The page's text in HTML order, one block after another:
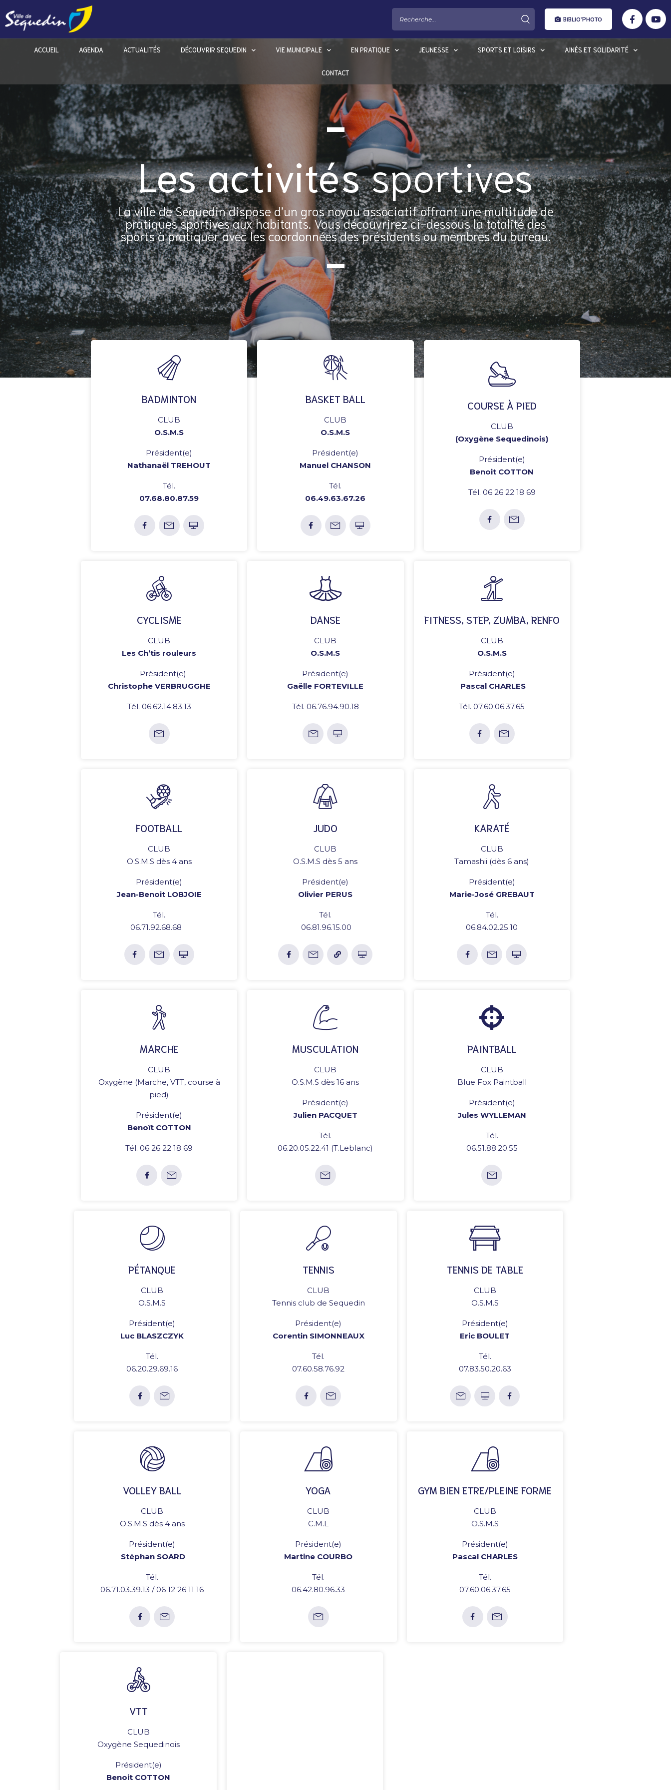
BIBLIO'PHOTO
ACCUEIL AGENDA ACTUALITÉS DÉCOUVRIR SEQUEDIN VIE MUNICIPALE EN PRATIQUE JEUNESSE SPORTS ET LOISIRS AINÉS ET SOLIDARITÉ
CONTACT
Les activitéssportives
La ville de Sequedin dispose d’un gros noyau associatif offrant une multitude de
pratiques sportives aux habitants. Vous découvrirez ci-dessous la totalité des
sports à pratiquer avec les coordonnées des présidents ou membres du bureau.
BADMINTON
CLUB
O.S.M.S
Président(e)
Nathanaël TREHOUT
Tél.
07.68.80.87.59
BASKET BALL
CLUB
O.S.M.S
Président(e)
Manuel CHANSON
Tél.
06.49.63.67.26
COURSE À PIED
CLUB
(Oxygène Sequedinois)
Président(e)
Benoit COTTON
Tél. 06 26 22 18 69
CYCLISME
CLUB
Les Ch’tis rouleurs
Président(e)
Christophe VERBRUGGHE
Tél. 06.62.14.83.13
DANSE
CLUB
O.S.M.S
Président(e)
Gaëlle FORTEVILLE
Tél. 06.76.94.90.18
FITNESS, STEP, ZUMBA, RENFO
CLUB
O.S.M.S
Président(e)
Pascal CHARLES
Tél. 07.60.06.37.65
FOOTBALL
CLUB
O.S.M.S dès 4 ans
Président(e)
Jean-Benoit LOBJOIE
Tél.
06.71.92.68.68
JUDO
CLUB
O.S.M.S dès 5 ans
Président(e)
Olivier PERUS
Tél.
06.81.96.15.00
KARATÉ
CLUB
Tamashii (dès 6 ans)
Président(e)
Marie-José GREBAUT
Tél.
06.84.02.25.10
MARCHE
CLUB
Oxygène (Marche, VTT, course à
pied)
Président(e)
Benoît COTTON
Tél. 06 26 22 18 69
MUSCULATION
CLUB
O.S.M.S dès 16 ans
Président(e)
Julien PACQUET
Tél.
06.20.05.22.41 (T.Leblanc)
PAINTBALL
CLUB
Blue Fox Paintball
Président(e)
Jules WYLLEMAN
Tél.
06.51.88.20.55
PÉTANQUE
CLUB
O.S.M.S
Président(e)
Luc BLASZCZYK
Tél.
06.20.29.69.16
TENNIS
CLUB
Tennis club de Sequedin
Président(e)
Corentin SIMONNEAUX
Tél.
07.60.58.76.92
TENNIS DE TABLE
CLUB
O.S.M.S
Président(e)
Eric BOULET
Tél.
07.83.50.20.63
VOLLEY BALL
CLUB
O.S.M.S dès 4 ans
Président(e)
Stéphan SOARD
Tél.
06.71.03.39.13 / 06 12 26 11 16
YOGA
CLUB
C.M.L
Président(e)
Martine COURBO
Tél.
06.42.80.96.33
GYM BIEN ETRE/PLEINE FORME
CLUB
O.S.M.S
Président(e)
Pascal CHARLES
Tél.
07.60.06.37.65
VTT
CLUB
Oxygène Sequedinois
Président(e)
Benoit COTTON